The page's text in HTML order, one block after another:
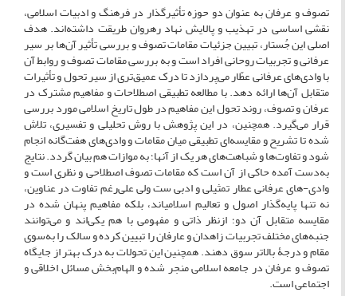
تصوف و عرفان به عنوان دو حوزه تأثیرگذار در فرهنگ و ادبیات اسلامی،
نقشی اساسی در تهذیب و پالایش نهاد رهروان طریقت داشته‌اند. هدف
اصلی این جُستار، تبیین جزئیات مقامات تصوف و بررسی تأثیر آن‌ها بر سیر
عرفانی و تجربیات روحانی افراد است و به بررسی مقامات تصوف و روابط آن
با وادی‌های عرفانی عطّار می‌پردازد تا درک عمیق‌تری از سیر تحول و تأثیرات
متقابل آن‌ها ارائه دهد. با مطالعه تطبیقی اصطلاحات و مفاهیم مشترک در
عرفان و تصوف، روند تحول این مفاهیم در طول تاریخ اسلامی مورد بررسی
قرار می‌گیرد. همچنین، در این پژوهش با روش تحلیلی و تفسیری، تلاش
شده‌ تا تشریح و مقایسه‌ای تطبیقی میان مقامات و وادی‌های هفت‌گانه انجام
شود و تفاوت‌ها و شباهت‌های هر یک از آنها؛ به موازات هم بیان گردد. نتایج
به‌دست آمده حاکی از آن است که مقامات تصوف اصطلاحی و نظری است و
وادی-های عرفانی عطار تمثیلی و ادبی ست ولی علی‌رغم تفاوت در عناوین،
نه تنها پایه‌گذار اصول و تعالیم اسلامیاند، بلکه مفاهیم پنهان شده در
مقایسه متقابل آن دو؛ ازنظر ذاتی و مفهومی با هم یکی‌اند و می‌توانند
جنبه‌های مختلف تجربیات زاهدان و عارفان را تبیین کرده و سالک را به‌سوی
مقام و درجۀ بالاتر سوق دهند. همچنین این تحولات به درک بهتر از جایگاه
تصوف و عرفان در جامعه اسلامی منجر شده و الهام‌بخش مسائل اخلاقی و
اجتماعی است.